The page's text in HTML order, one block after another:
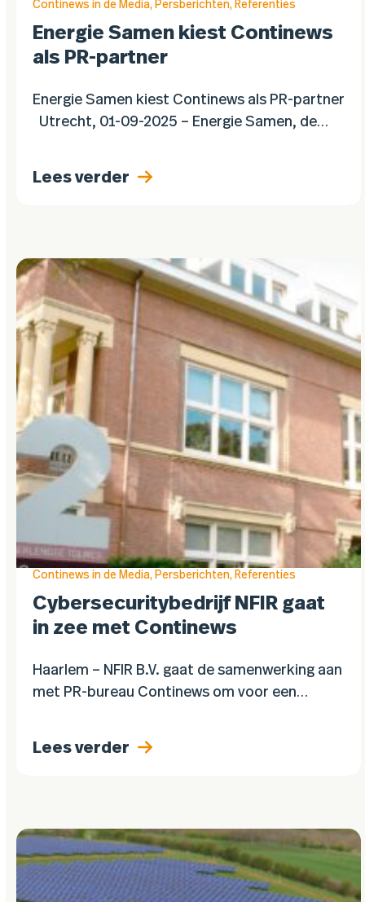
Continews in de Media, Persberichten, Referenties
Energie Samen kiest Continews
als PR-partner
Energie Samen kiest Continews als PR-partner
Utrecht, 01-09-2025 – Energie Samen, de
Continews om haar PR-activiteiten te
Lees verder
Continews in de Media, Persberichten, Referenties
Cybersecuritybedrijf NFIR gaat
in zee met Continews
Haarlem – NFIR B.V. gaat de samenwerking aan
met PR-bureau Continews om voor een
Lees verder